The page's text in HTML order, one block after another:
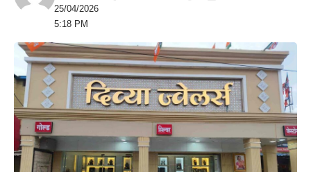
25/04/2026
5:18 PM